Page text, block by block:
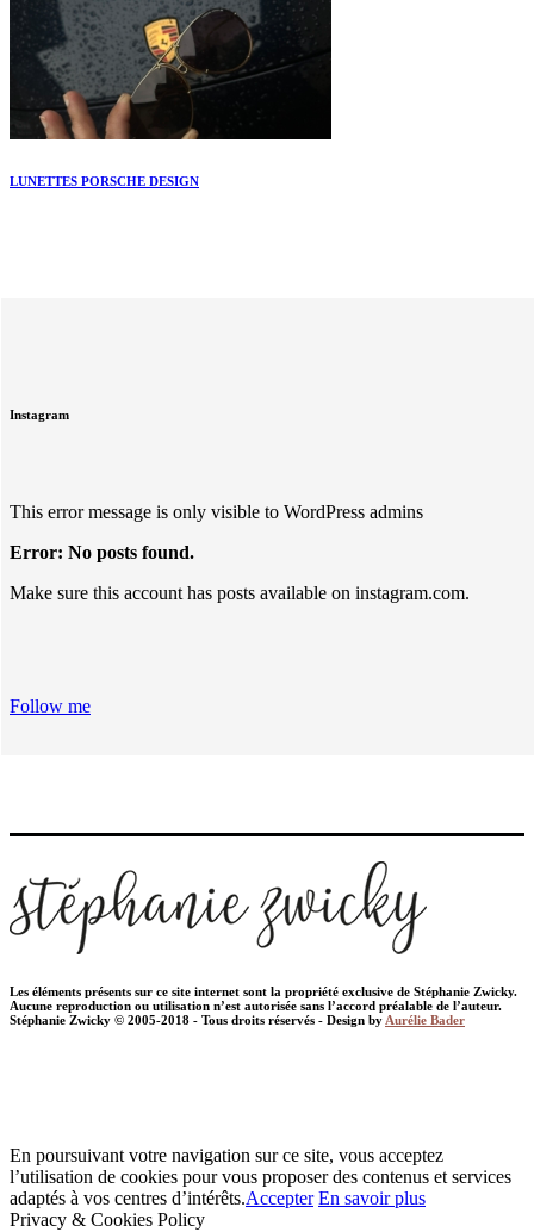
LUNETTES PORSCHE DESIGN
Instagram
This error message is only visible to WordPress admins
Error: No posts found.
Make sure this account has posts available on instagram.com.
Follow me
Les éléments présents sur ce site internet sont la propriété exclusive de Stéphanie Zwicky.
Aucune reproduction ou utilisation n’est autorisée sans l’accord préalable de l’auteur.
Stéphanie Zwicky © 2005-2018 - Tous droits réservés - Design by Aurélie Bader
En poursuivant votre navigation sur ce site, vous acceptez
l’utilisation de cookies pour vous proposer des contenus et services
adaptés à vos centres d’intérêts.Accepter En savoir plus
Privacy & Cookies Policy